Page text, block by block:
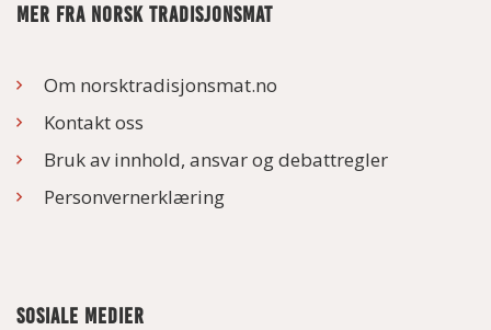
MER FRA NORSK TRADISJONSMAT
Om norsktradisjonsmat.no
Kontakt oss
Bruk av innhold, ansvar og debattregler
Personvernerklæring
SOSIALE MEDIER